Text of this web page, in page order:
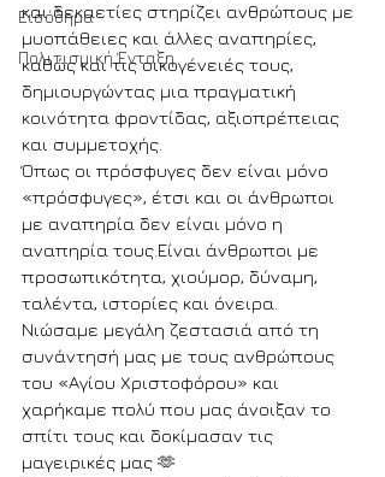
Εισόδημα
Πολιτισμική Ένταξη
και δεκαετίες στηρίζει ανθρώπους με
μυοπάθειες και άλλες αναπηρίες,
καθώς και τις οικογένειές τους,
δημιουργώντας μια πραγματική
κοινότητα φροντίδας, αξιοπρέπειας
και συμμετοχής.
Όπως οι πρόσφυγες δεν είναι μόνο
«πρόσφυγες», έτσι και οι άνθρωποι
με αναπηρία δεν είναι μόνο η
αναπηρία τους.Είναι άνθρωποι με
προσωπικότητα, χιούμορ, δύναμη,
ταλέντα, ιστορίες και όνειρα.
Νιώσαμε μεγάλη ζεστασιά από τη
συνάντησή μας με τους ανθρώπους
του «Αγίου Χριστοφόρου» και
χαρήκαμε πολύ που μας άνοιξαν το
σπίτι τους και δοκίμασαν τις
μαγειρικές μας 🫶